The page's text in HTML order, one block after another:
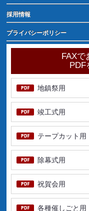
採用情報
プライバシーポリシー
FAXで
PDF
地鎮祭用
竣工式用
テープカット用
除幕式用
祝賀会用
各種催しごと用